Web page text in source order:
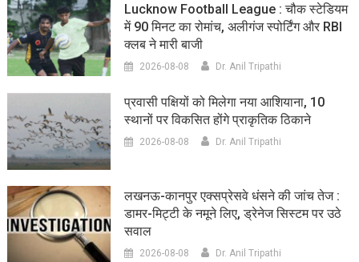
Lucknow Football League : चौक स्टेडियम
में 90 मिनट का रोमांच, अलीगंज स्पोर्टिंग और RBI
क्लब ने मारी बाजी
2026-08-08 Dr. Anil Tripathi
प्रवासी पक्षियों को मिलेगा नया आशियाना, 10
स्थानों पर विकसित होंगे प्राकृतिक ठिकाने
2026-08-08 Dr. Anil Tripathi
लखनऊ-कानपुर एक्सप्रेसवे धंसने की जांच तेज :
डामर-मिट्टी के नमूने लिए, ड्रेनेज सिस्टम पर उठे
सवाल
2026-08-08 Dr. Anil Tripathi